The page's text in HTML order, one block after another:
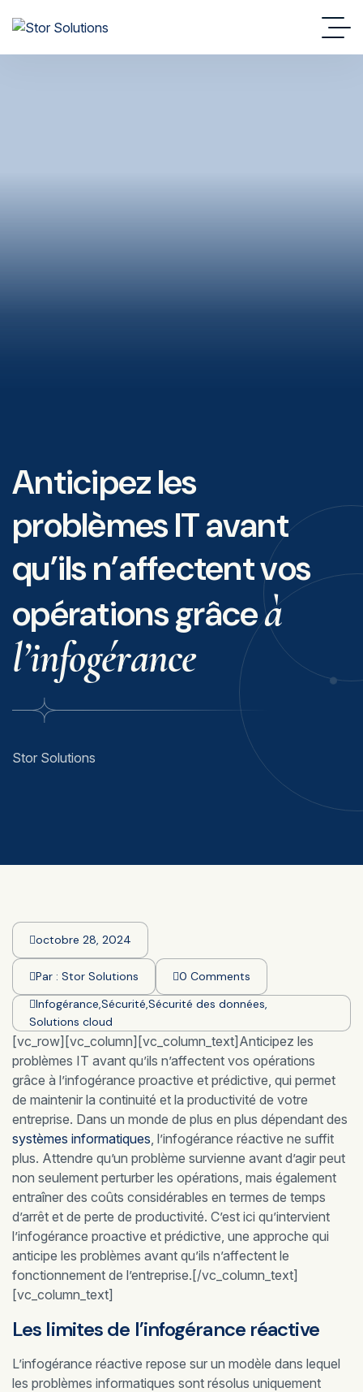
Anticipez les
problèmes IT avant
qu’ils n’affectent vos
opérations grâceà
l’infogérance
Stor Solutions
octobre 28, 2024
Par : Stor Solutions
0 Comments
Infogérance,Sécurité,Sécurité des données,
Solutions cloud
[vc_row][vc_column][vc_column_text]Anticipez les
problèmes IT avant qu’ils n’affectent vos opérations
grâce à l’infogérance proactive et prédictive, qui permet
de maintenir la continuité et la productivité de votre
entreprise. Dans un monde de plus en plus dépendant des
systèmes informatiques, l’infogérance réactive ne suffit
plus. Attendre qu’un problème survienne avant d’agir peut
non seulement perturber les opérations, mais également
entraîner des coûts considérables en termes de temps
d’arrêt et de perte de productivité. C’est ici qu’intervient
l’infogérance proactive et prédictive, une approche qui
anticipe les problèmes avant qu’ils n’affectent le
fonctionnement de l’entreprise.[/vc_column_text]
[vc_column_text]
Les limites de l’infogérance réactive
L’infogérance réactive repose sur un modèle dans lequel
les problèmes informatiques sont résolus uniquement